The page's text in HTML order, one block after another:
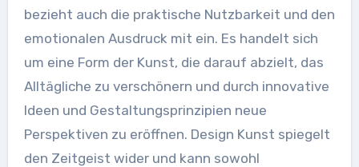
bezieht auch die praktische Nutzbarkeit und den
emotionalen Ausdruck mit ein. Es handelt sich
um eine Form der Kunst, die darauf abzielt, das
Alltägliche zu verschönern und durch innovative
Ideen und Gestaltungsprinzipien neue
Perspektiven zu eröffnen. Design Kunst spiegelt
den Zeitgeist wider und kann sowohl